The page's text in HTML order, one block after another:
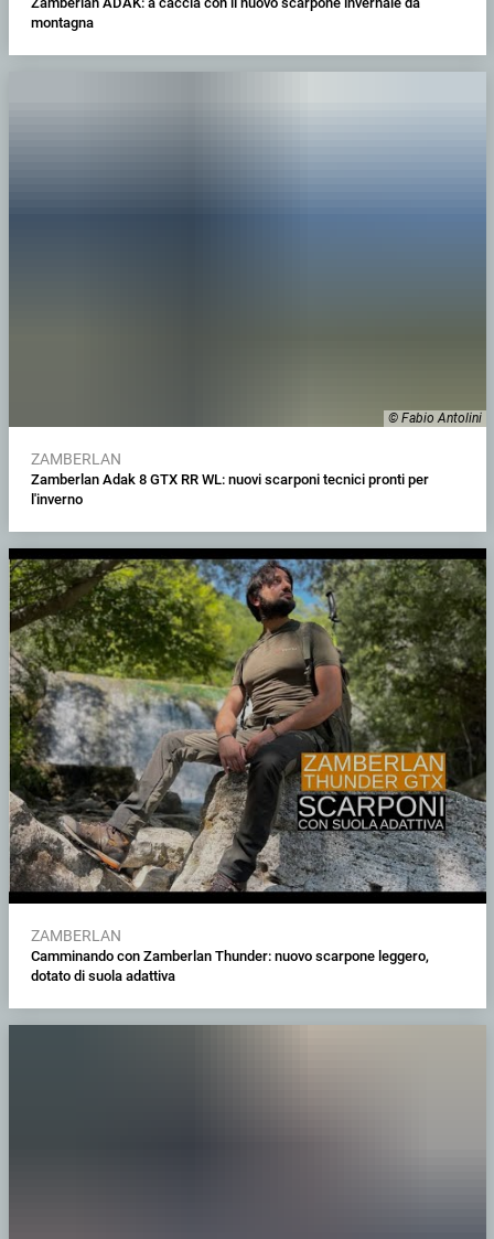
montagna
© Fabio Antolini
ZAMBERLAN
Zamberlan Adak 8 GTX RR WL: nuovi scarponi tecnici pronti per
l'inverno
ZAMBERLAN
Camminando con Zamberlan Thunder: nuovo scarpone leggero,
dotato di suola adattiva